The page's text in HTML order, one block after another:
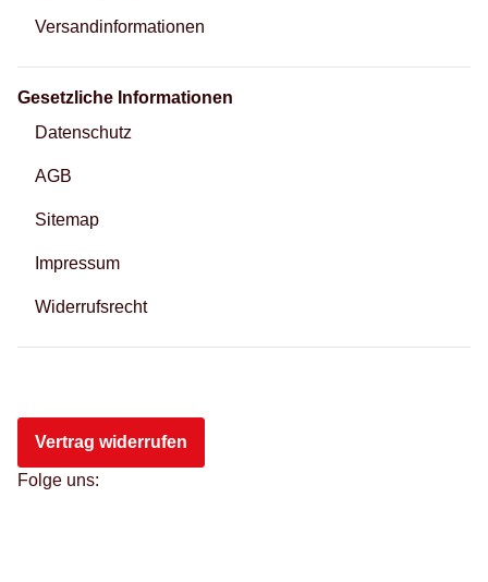
Versandinformationen
Gesetzliche Informationen
Datenschutz
AGB
Sitemap
Impressum
Widerrufsrecht
Vertrag widerrufen
Folge uns: